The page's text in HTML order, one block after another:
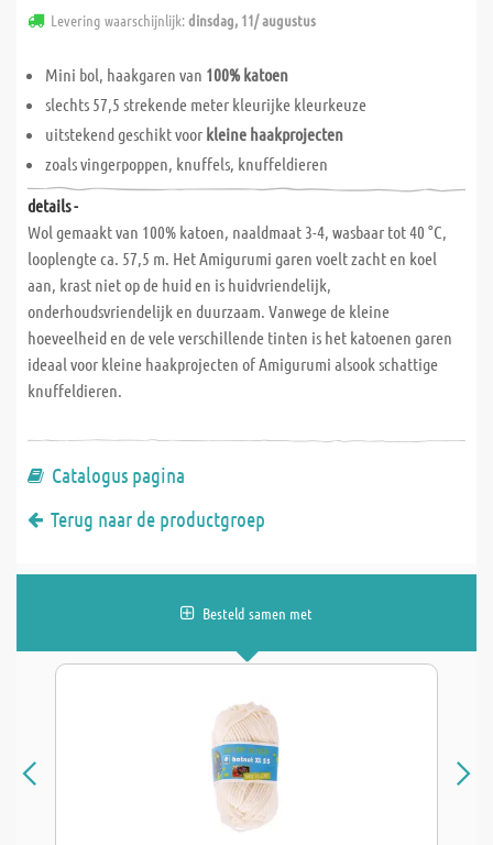
Levering waarschijnlijk:dinsdag, 11/ augustus
Mini bol, haakgaren van 100% katoen
slechts 57,5 strekende meter kleurijke kleurkeuze
uitstekend geschikt voor kleine haakprojecten
zoals vingerpoppen, knuffels, knuffeldieren
details -
Wol gemaakt van 100% katoen, naaldmaat 3-4, wasbaar tot 40 °C,
looplengte ca. 57,5 m. Het Amigurumi garen voelt zacht en koel
aan, krast niet op de huid en is huidvriendelijk,
onderhoudsvriendelijk en duurzaam. Vanwege de kleine
hoeveelheid en de vele verschillende tinten is het katoenen garen
ideaal voor kleine haakprojecten of Amigurumi alsook schattige
knuffeldieren.
Catalogus pagina
Terug naar de productgroep
Besteld samen met